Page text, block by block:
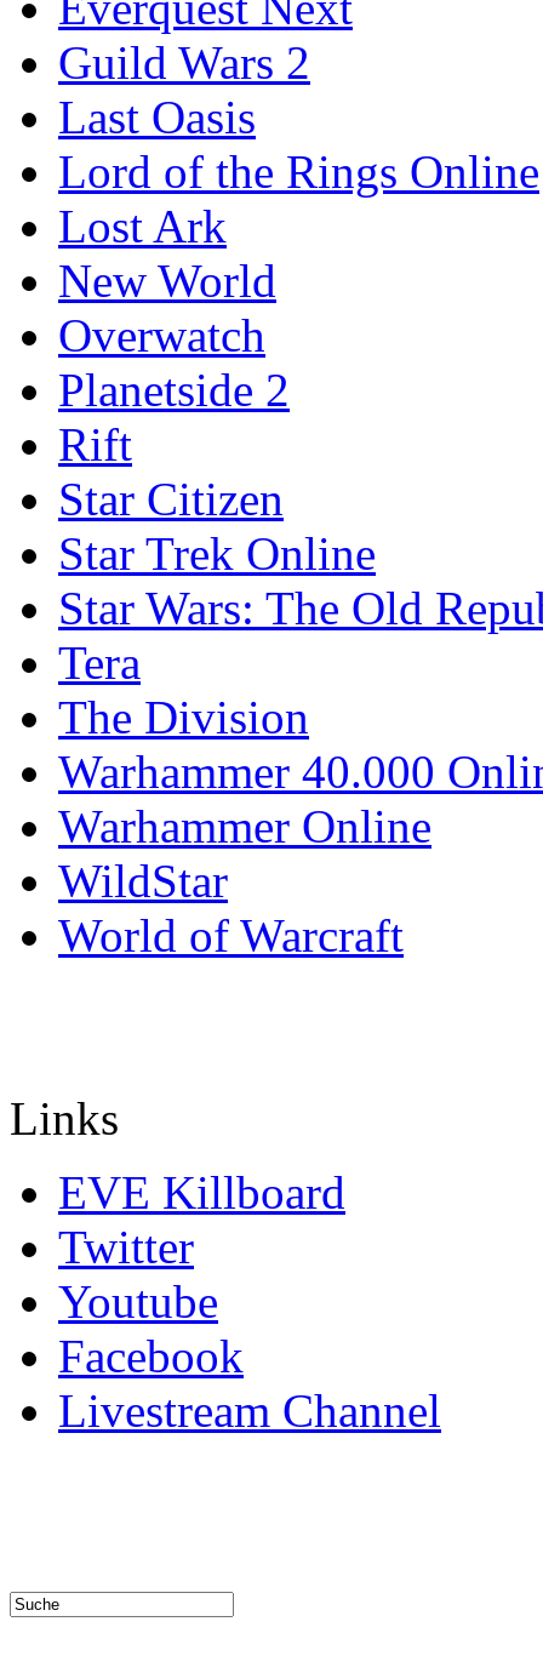
Guild Wars 2
Last Oasis
Lord of the Rings Online
Lost Ark
New World
Overwatch
Planetside 2
Rift
Star Citizen
Star Trek Online
Star Wars: The Old
Tera
The Division
Warhammer 40.000
Warhammer Online
WildStar
World of Warcraft
Links
EVE Killboard
Twitter
Youtube
Facebook
Livestream Channel